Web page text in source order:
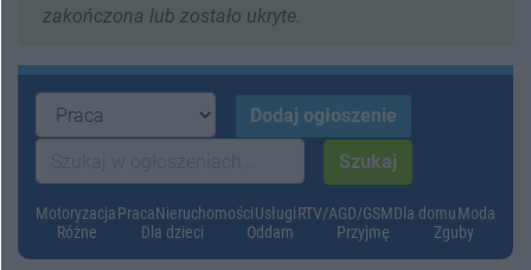
zakończona lub zostało ukryte.
MotoryzacjaPracaNieruchomościUsługiRTV/AGD/GSMDla domuModa
Różne
Dla dzieci Oddam Przyjmę Zguby